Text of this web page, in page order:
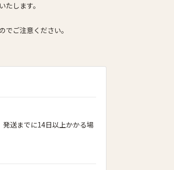
します。
ご注意ください。
送までに14日以上かかる場